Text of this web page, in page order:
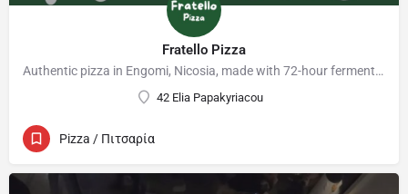
Fratello Pizza
Authentic pizza in Engomi, Nicosia, made with 72-hour fermented dough. Delivery available
42 Elia Papakyriacou
Pizza / Πιτσαρία